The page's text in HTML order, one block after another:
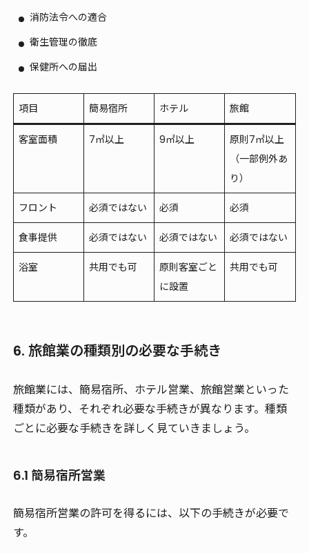
消防法令への適合
衛生管理の徹底
保健所への届出
項目 簡易宿所 ホテル 旅館
客室面積 7㎡以上 9㎡以上
原則7㎡以上
（一部例外あ
り）
フロント 必須ではない 必須 必須
食事提供 必須ではない 必須ではない 必須ではない
浴室 共用でも可
原則客室ごと
に設置
共用でも可
6. 旅館業の種類別の必要な手続き
旅館業には、簡易宿所、ホテル営業、旅館営業といった
種類があり、それぞれ必要な手続きが異なります。種類
ごとに必要な手続きを詳しく見ていきましょう。
6.1 簡易宿所営業
簡易宿所営業の許可を得るには、以下の手続きが必要で
す。